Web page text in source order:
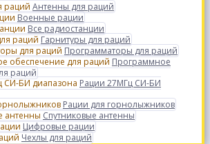
Антенны для раций
Военные рации
Все радиостанции
Гарнитуры для раций
Программаторы для раций
Программное
раций
Рации 27МГц СИ-БИ
Рации для горнолыжников
Спутниковые антенны
Цифровые рации
Чехлы для раций